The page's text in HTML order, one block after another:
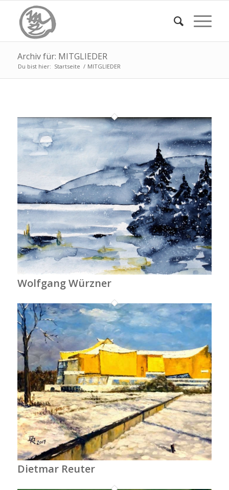
Archiv für: MITGLIEDER
Du bist hier: Startseite / MITGLIEDER
Wolfgang Würzner
Dietmar Reuter